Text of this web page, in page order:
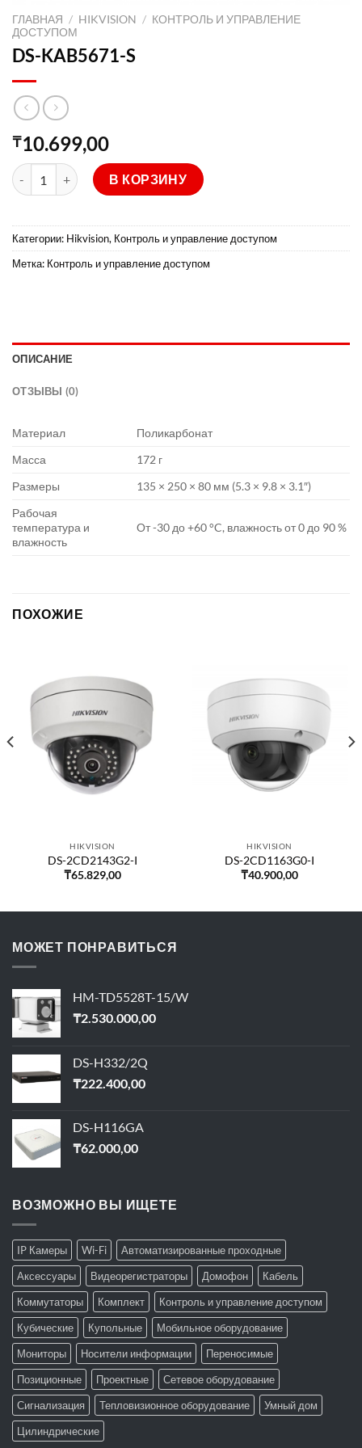
ГЛАВНАЯ / HIKVISION / КОНТРОЛЬ И УПРАВЛЕНИЕ
ДОСТУПОМ
DS-KAB5671-S
₸10.699,00
Количество товара DS-KAB5671-S
В КОРЗИНУ
Категории: Hikvision, Контроль и управление доступом
Метка: Контроль и управление доступом
ОПИСАНИЕ
ОТЗЫВЫ (0)
Материал
Поликарбонат
Масса
172 г
Размеры
135 × 250 × 80 мм (5.3 × 9.8 × 3.1″)
Рабочая
температура и
влажность
От -30 до +60 °C, влажность от 0 до 90 %
ПОХОЖИЕ
HIKVISION
DS-2CD2143G2-I
₸65.829,00
HIKVISION
DS-2CD1163G0-I
₸40.900,00
МОЖЕТ ПОНРАВИТЬСЯ
HM-TD5528T-15/W
₸2.530.000,00
DS-H332/2Q
₸222.400,00
DS-H116GA
₸62.000,00
ВОЗМОЖНО ВЫ ИЩЕТЕ
IP Камеры Wi-Fi
Автоматизированные проходные
Аксессуары
Видеорегистраторы Домофон
Кабель
Коммутаторы
Комплект
Контроль и управление доступом
Кубические
Купольные
Мобильное оборудование
Мониторы
Носители информации
Переносимые
Позиционные
Проектные
Сетевое оборудование
Сигнализация
Тепловизионное оборудование
Умный дом
Цилиндрические